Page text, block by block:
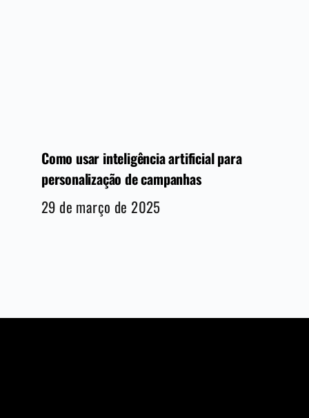
Como usar inteligência artificial para
personalização de campanhas
29 de março de 2025